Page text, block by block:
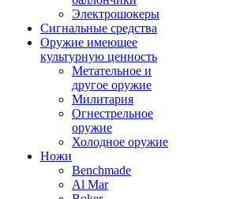
Электрошокеры
Сигнальные средства
Оружие имеющее
культурную ценность
Метательное и
другое оружие
Милитария
Огнестрельное
оружие
Холодное оружие
Ножи
Benchmade
Al Mar